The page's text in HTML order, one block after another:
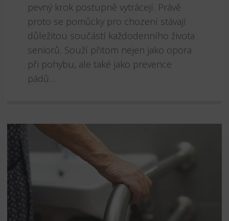
pevný krok postupně vytrácejí. Právě
proto se pomůcky pro chození stávají
důležitou součástí každodenního života
seniorů. Souží přitom nejen jako opora
při pohybu, ale také jako prevence
pádů...